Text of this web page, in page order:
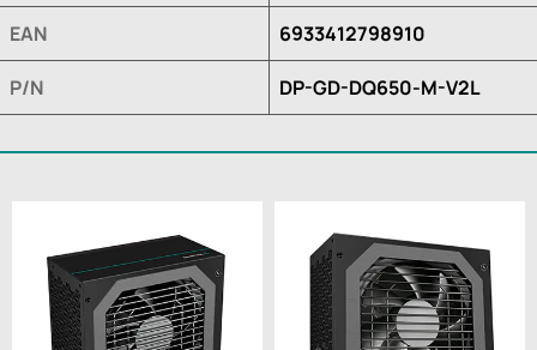
EAN 6933412798910
P/N DP-GD-DQ650-M-V2L